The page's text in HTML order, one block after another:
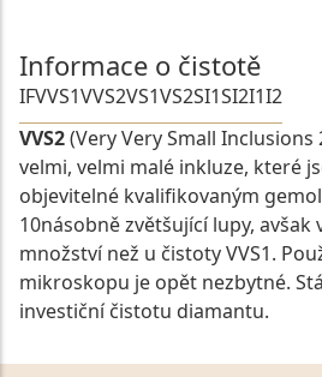
Informace o čistotě
IFVVS1VVS2VS1VS2SI1SI2I1I2
VVS2(Very Very Small
velmi, velmi malé inkluze, které
objevitelné kvalifikovaným
10násobně zvětšující lupy, avšak
množství než u čistoty VVS1.
mikroskopu je opět nezbytné.
investiční čistotu diamantu.